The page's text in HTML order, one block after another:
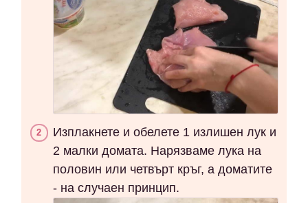
Изплакнете и обелете 1 излишен лук и
2 малки домата. Нарязваме лука на
половин или четвърт кръг, а доматите
- на случаен принцип.